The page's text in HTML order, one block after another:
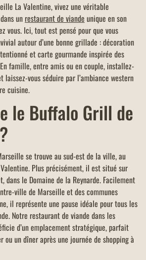
La Valentine, vivez une véritable
un restaurant de viande unique en son
vous. Ici, tout est pensé pour que vous
autour d’une bonne grillade : décoration
et carte gourmande inspirée des
famille, entre amis ou en couple, installez-
vous séduire par l’ambiance western
cuisine.
le Buffalo Grill de
se trouve au sud-est de la ville, au
Plus précisément, il est situé sur
dans le Domaine de la Reynarde. Facilement
ville de Marseille et des communes
il représente une pause idéale pour tous les
Notre restaurant de viande dans les
d’un emplacement stratégique, parfait
ou un dîner après une journée de shopping à